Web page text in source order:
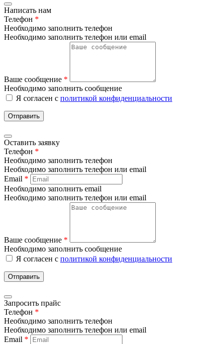
Написать нам
Телефон *
Необходимо заполнить телефон
Необходимо заполнить телефон или email
Ваше сообщение *
Необходимо заполнить сообщение
Я согласен с политикой конфиденциальности
Отправить
Оставить заявку
Телефон *
Необходимо заполнить телефон
Необходимо заполнить телефон или email
Email *
Необходимо заполнить email
Необходимо заполнить телефон или email
Ваше сообщение *
Необходимо заполнить сообщение
Я согласен с политикой конфиденциальности
Отправить
Запросить прайс
Телефон *
Необходимо заполнить телефон
Необходимо заполнить телефон или email
Email *